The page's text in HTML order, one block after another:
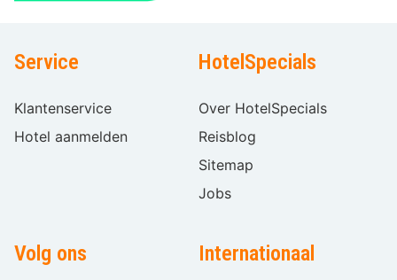
Service
Klantenservice
Hotel aanmelden
HotelSpecials
Over HotelSpecials
Reisblog
Sitemap
Jobs
Volg ons Internationaal